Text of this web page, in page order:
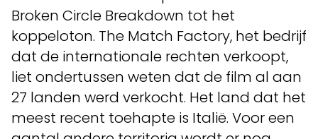
Broken Circle Breakdown tot het
koppeloton. The Match Factory, het bedrijf
dat de internationale rechten verkoopt,
liet ondertussen weten dat de film al aan
27 landen werd verkocht. Het land dat het
meest recent toehapte is Italië. Voor een